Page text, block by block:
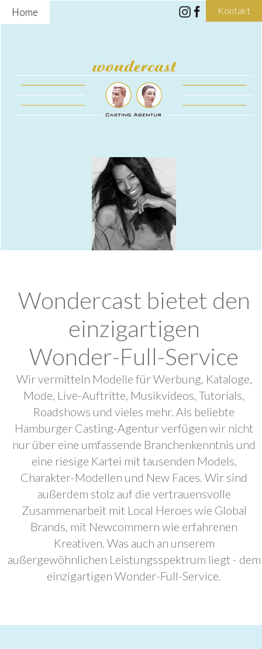
Home Kontakt
Wondercast bietet den
einzigartigen
Wonder-Full-Service
Wir vermitteln Modelle für Werbung, Kataloge,
Mode, Live-Auftritte, Musikvideos, Tutorials,
Roadshows und vieles mehr. Als beliebte
Hamburger Casting-Agentur verfügen wir nicht
nur über eine umfassende Branchenkenntnis und
eine riesige Kartei mit tausenden Models,
Charakter-Modellen und New Faces. Wir sind
außerdem stolz auf die vertrauensvolle
Zusammenarbeit mit Local Heroes wie Global
Brands, mit Newcommern wie erfahrenen
Kreativen. Was auch an unserem
außergewöhnlichen Leistungsspektrum liegt - dem
einzigartigen Wonder-Full-Service.